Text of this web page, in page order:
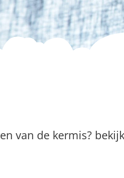
van de kermis?